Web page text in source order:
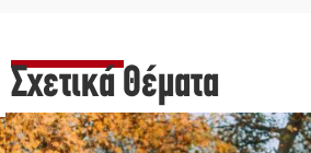
Σχετικά Θέματα